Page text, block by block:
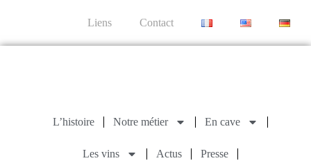
Liens Contact
L’histoire Notre métier En cave
Les vins Actus Presse